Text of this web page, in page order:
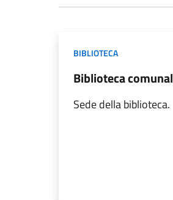
BIBLIOTECA
Biblioteca
Sede della biblioteca.